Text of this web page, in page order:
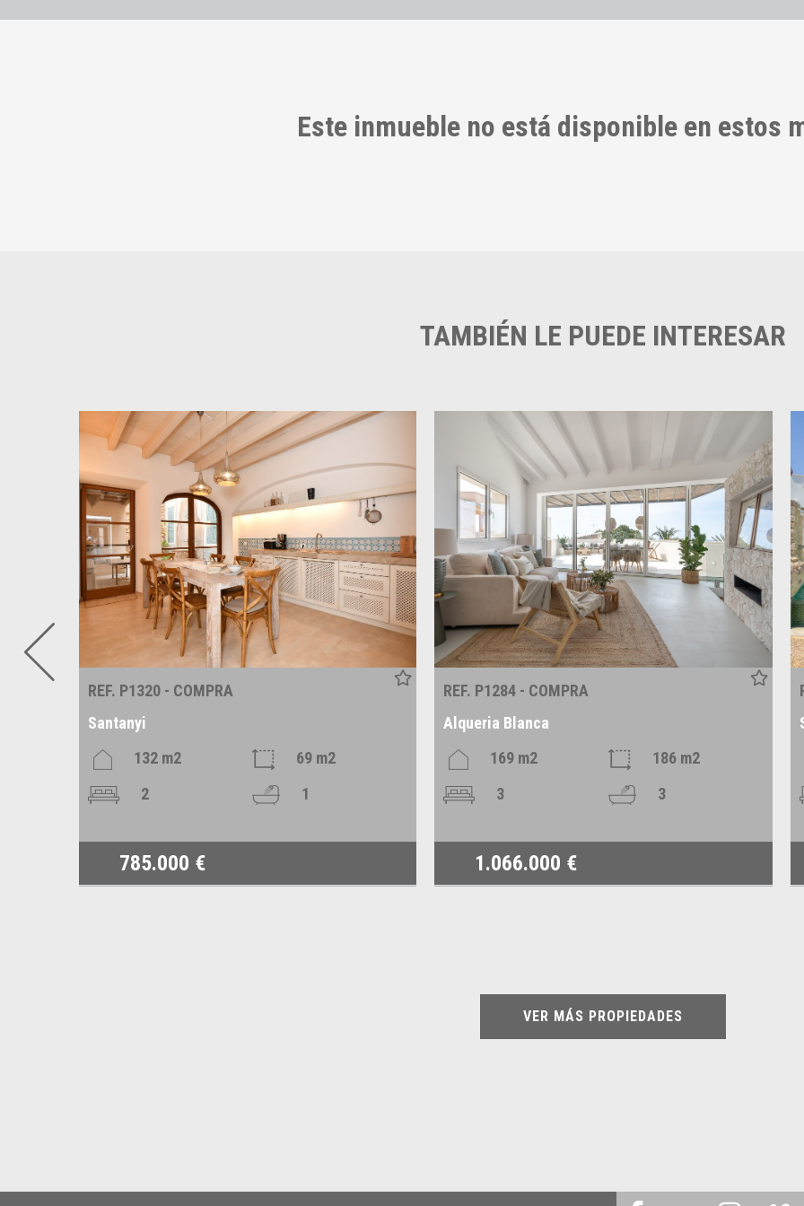
Este inmueble no está disponible en estos
TAMBIÉN LE PUEDE INTERESAR
REF. P1320 - COMPRA
Santanyi
132 m2
69 m2
2
1
785.000 €
REF. P1284 - COMPRA
Alqueria Blanca
169 m2
186 m2
3
3
1.066.000 €
VER MÁS PROPIEDADES